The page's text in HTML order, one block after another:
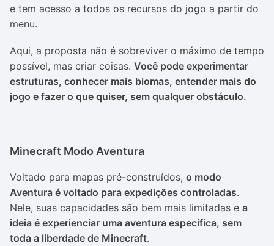
e tem acesso a todos os recursos do jogo a partir do
menu.
Aqui, a proposta não é sobreviver o máximo de tempo
possível, mas criar coisas. Você pode experimentar
estruturas, conhecer mais biomas, entender mais do
jogo e fazer o que quiser, sem qualquer obstáculo.
Minecraft Modo Aventura
Voltado para mapas pré-construídos, o modo
Aventura é voltado para expedições controladas.
Nele, suas capacidades são bem mais limitadas e a
ideia é experienciar uma aventura específica, sem
toda a liberdade de Minecraft.